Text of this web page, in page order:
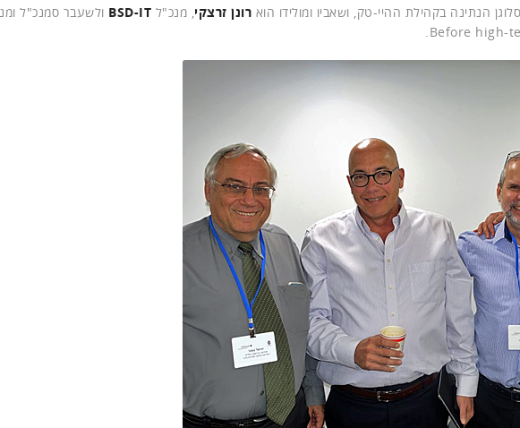
הנתינה בקהילת ההיי-טק, ושאביו ומולידו הוא רונן זרצקי, מנכ"ל BSD-IT ולשעבר סמנכ"ל